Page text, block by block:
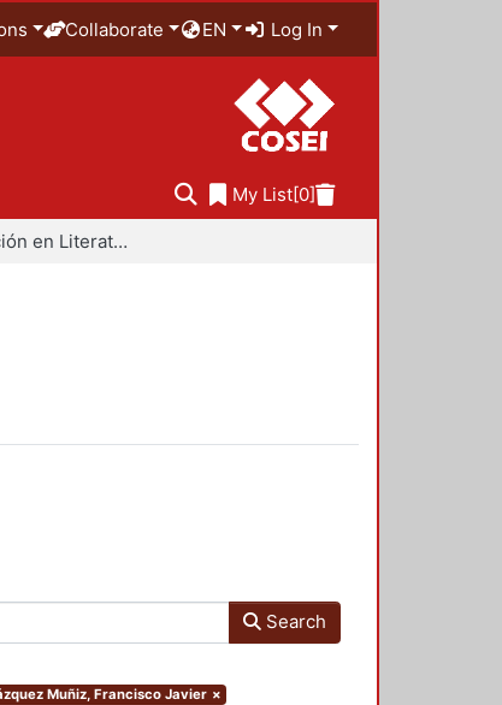
Collaborate EN Log In
My List[0]
Especialización en Literatura Mexicana del Siglo XX
Search
Muñiz, Francisco Javier ×